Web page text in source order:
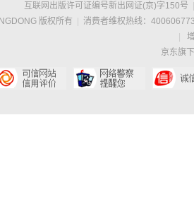
互联网出版许可证编号新出网证(京)字150号
版权所有
消费者维权热线：
京东旗